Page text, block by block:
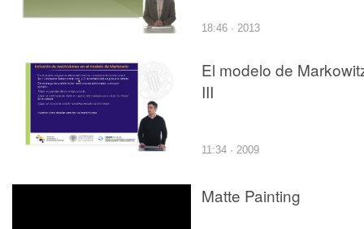
18:46 · 2013
El modelo de
III
11:34 · 2009
Matte Painting